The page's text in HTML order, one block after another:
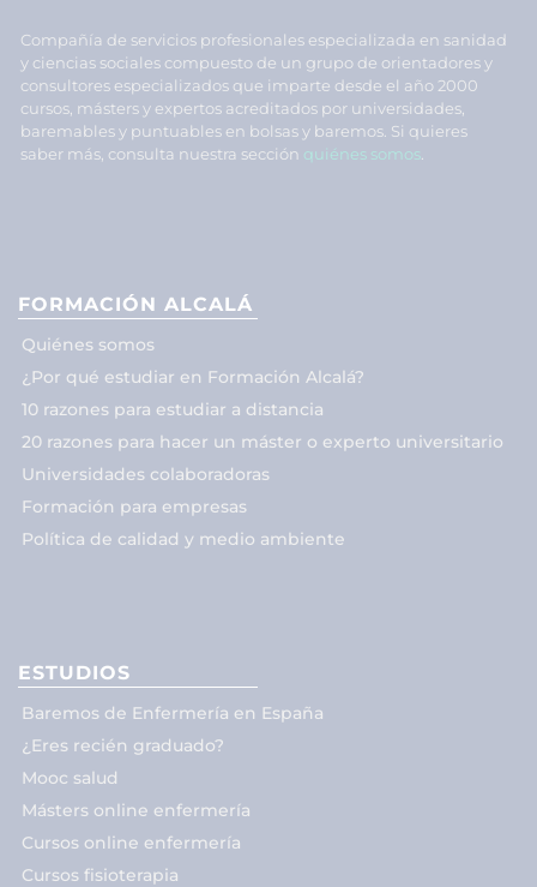
Compañía de servicios profesionales especializada en sanidad
y ciencias sociales compuesto de un grupo de orientadores y
consultores especializados que imparte desde el año 2000
cursos, másters y expertos acreditados por universidades,
baremables y puntuables en bolsas y baremos. Si quieres
saber más, consulta nuestra sección quiénes somos
FORMACIÓN ALCALÁ
Quiénes somos
¿Por qué estudiar en Formación Alcalá?
10 razones para estudiar a distancia
20 razones para hacer un máster o experto universitario
Universidades colaboradoras
Formación para empresas
Política de calidad y medio ambiente
ESTUDIOS
Baremos de Enfermería en España
¿Eres recién graduado?
Mooc salud
Másters online enfermería
Cursos online enfermería
Cursos fisioterapia